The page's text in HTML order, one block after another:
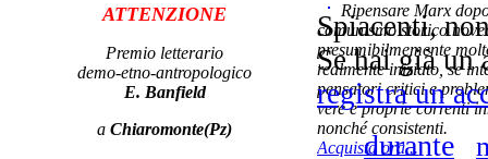
ATTENZIONE
Premio letterario
demo-etno-antropologico
E. Banfield
a Chiaromonte(Pz)
Ripensare Marx
comunismo storico
presumibilmemente
realmente iniziato, se
pensatori critici e
vere e proprie correnti
nonché consistenti.
Acquista ora...
Spiacenti,
Se hai già un
registra un
durante